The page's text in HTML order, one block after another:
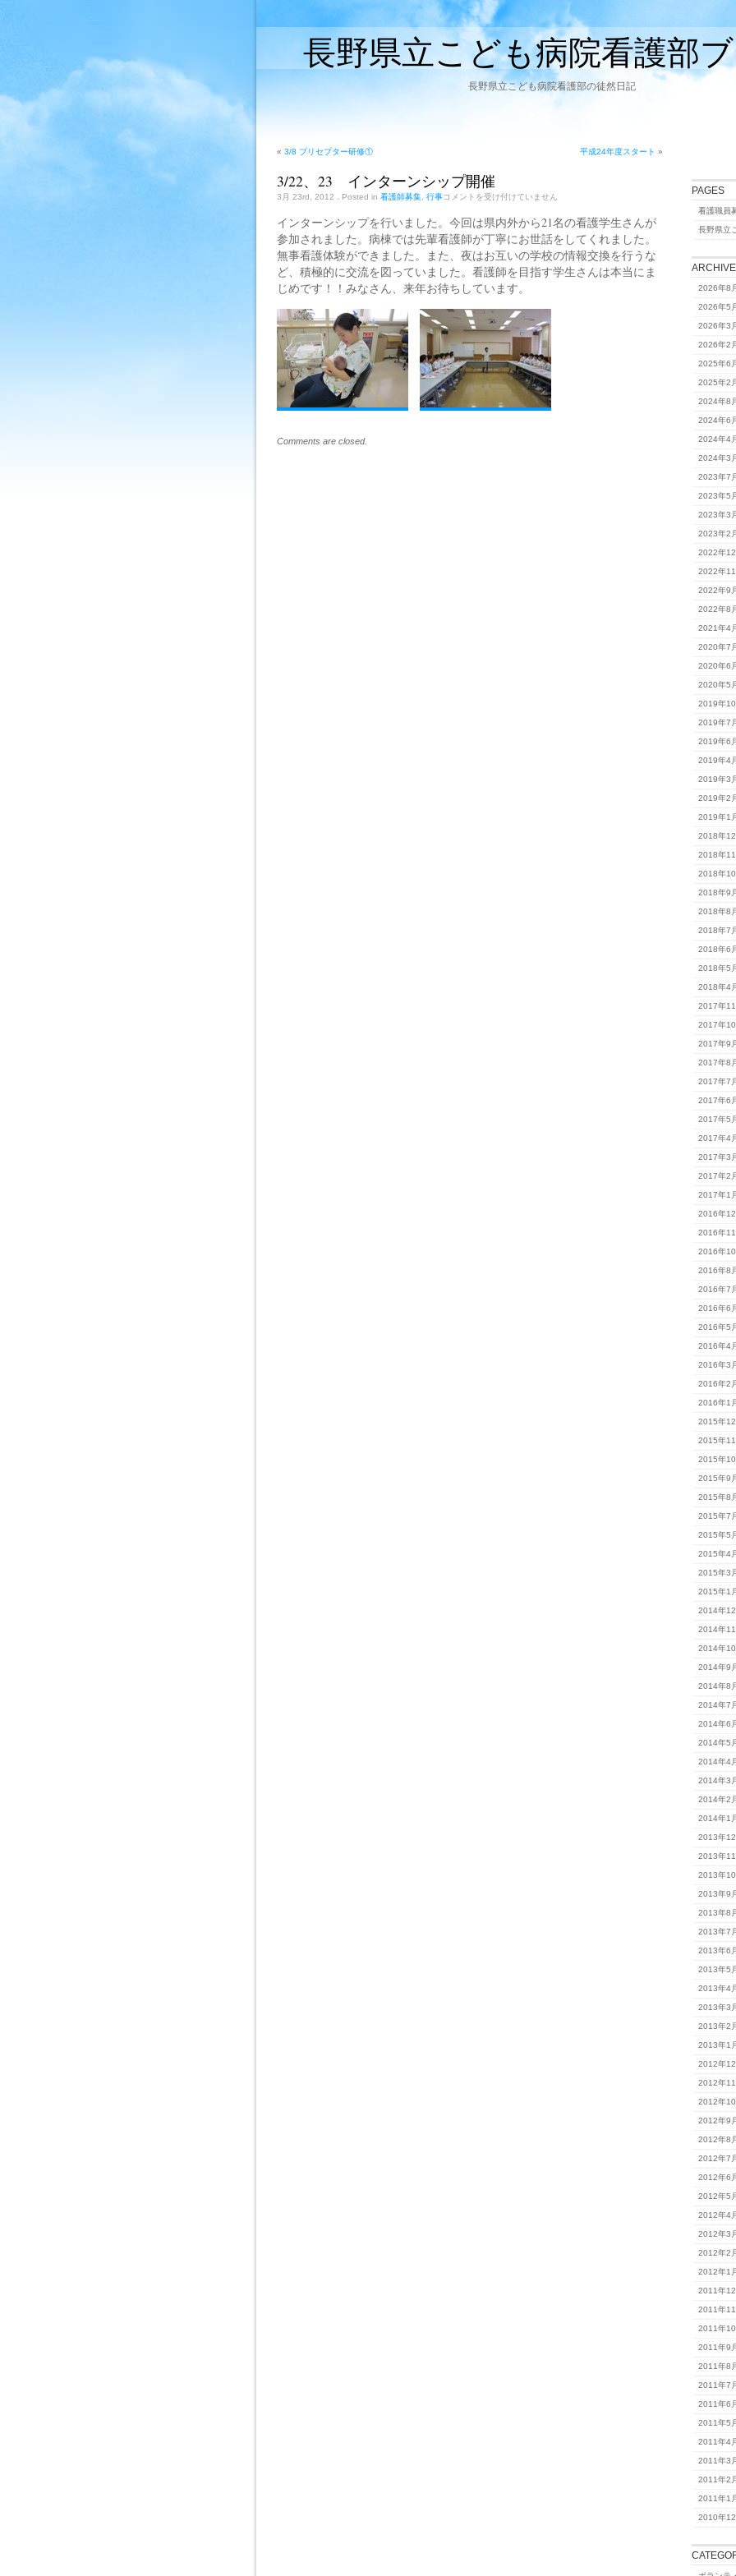
長野県立こども病院看護部
長野県立こども病院看護部の徒然日記
« 3/8 プリセプター研修① 平成24年度スタート »
3/22、23 インターンシップ開催
3月 23rd, 2012 . Posted in 看護師募集 行事3/22、
タ
ー
ン
シ
ッ
プ
開
は
コメントを受け付けていません
インターンシップを行いました。今回は県内外から21名の看護学生さんが
参加されました。病棟では先輩看護師が丁寧にお世話をしてくれました。
無事看護体験ができました。また、夜はお互いの学校の情報交換を行うな
ど、積極的に交流を図っていました。看護師を目指す学生さんは本当にま
じめです！！みなさん、来年お待ちしています。
Comments are closed.
PAGES
看護職員
長野県立
2026年8
2026年5
2026年3
2026年2
2025年6
2025年2
2024年8
2024年6
2024年4
2024年3
2023年7
2023年5
2023年3
2023年2
2022年12
2022年11
2022年9
2022年8
2021年4
2020年7
2020年6
2020年5
2019年10
2019年7
2019年6
2019年4
2019年3
2019年2
2019年1
2018年12
2018年11
2018年10
2018年9
2018年8
2018年7
2018年6
2018年5
2018年4
2017年11
2017年10
2017年9
2017年8
2017年7
2017年6
2017年5
2017年4
2017年3
2017年2
2017年1
2016年12
2016年11
2016年10
2016年8
2016年7
2016年6
2016年5
2016年4
2016年3
2016年2
2016年1
2015年12
2015年11
2015年10
2015年9
2015年8
2015年7
2015年5
2015年4
2015年3
2015年1
2014年12
2014年11
2014年10
2014年9
2014年8
2014年7
2014年6
2014年5
2014年4
2014年3
2014年2
2014年1
2013年12
2013年11
2013年10
2013年9
2013年8
2013年7
2013年6
2013年5
2013年4
2013年3
2013年2
2013年1
2012年12
2012年11
2012年10
2012年9
2012年8
2012年7
2012年6
2012年5
2012年4
2012年3
2012年2
2012年1
2011年12
2011年11
2011年10
2011年9
2011年8
2011年7
2011年6
2011年5
2011年4
2011年3
2011年2
2011年1
2010年12